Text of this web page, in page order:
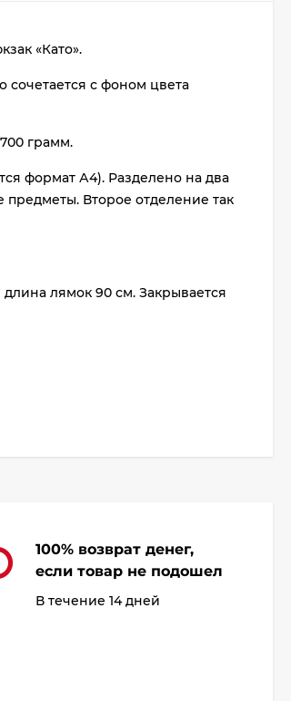
«Като».
с фоном цвета
грамм.
формат А4). Разделено на два
Второе отделение так
лямок 90 см. Закрывается
100% возврат денег,
если товар не подошел
В течение 14 дней